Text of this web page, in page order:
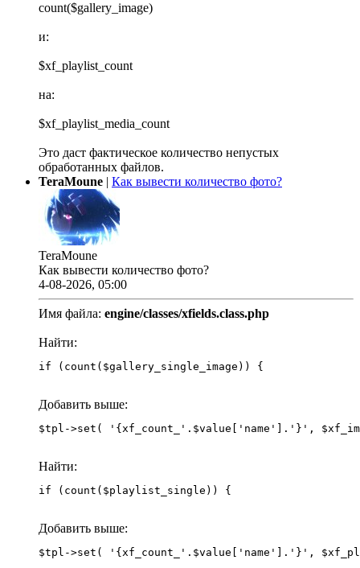
count($gallery_image)
и:
$xf_playlist_count
на:
$xf_playlist_media_count
Это даст фактическое количество непустых
обработанных файлов.
TeraMoune | Как вывести количество фото?
TeraMoune
Как вывести количество фото?
4-08-2026, 05:00
Имя файла: engine/classes/xfields.class.php
Найти:
if (count($gallery_single_image)) {
Добавить выше:
Найти:
if (count($playlist_single)) {
Добавить выше: